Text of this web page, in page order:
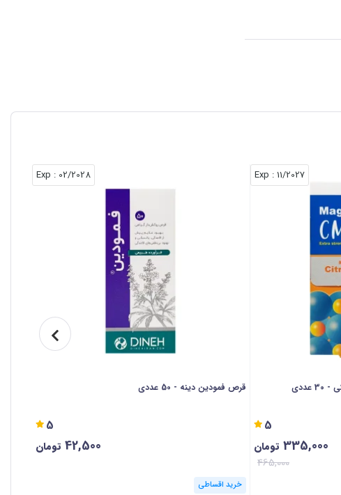
11/2027
: Exp
5
335,000 تومان
465,000
02/2028
: Exp
قرص فمودین دینه - 50 عددی
5
42,500 تومان
خرید اقساطی